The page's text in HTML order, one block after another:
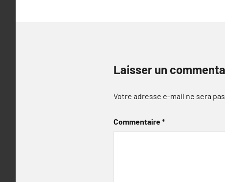
Laisser un
Votre adresse e-mail ne sera
Commentaire*